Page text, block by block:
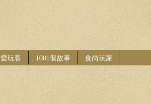
愛玩客 1001個故事 食尚玩家